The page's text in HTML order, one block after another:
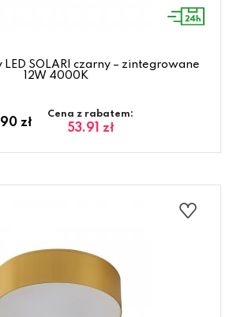
SOLARI czarny – zintegrowane
12W 4000K
zł
Cena z rabatem:
53.91 zł